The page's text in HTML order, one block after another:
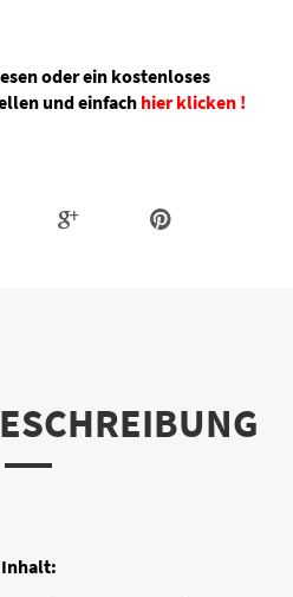
oder ein kostenloses
und einfach hier klicken !
Inhalt: